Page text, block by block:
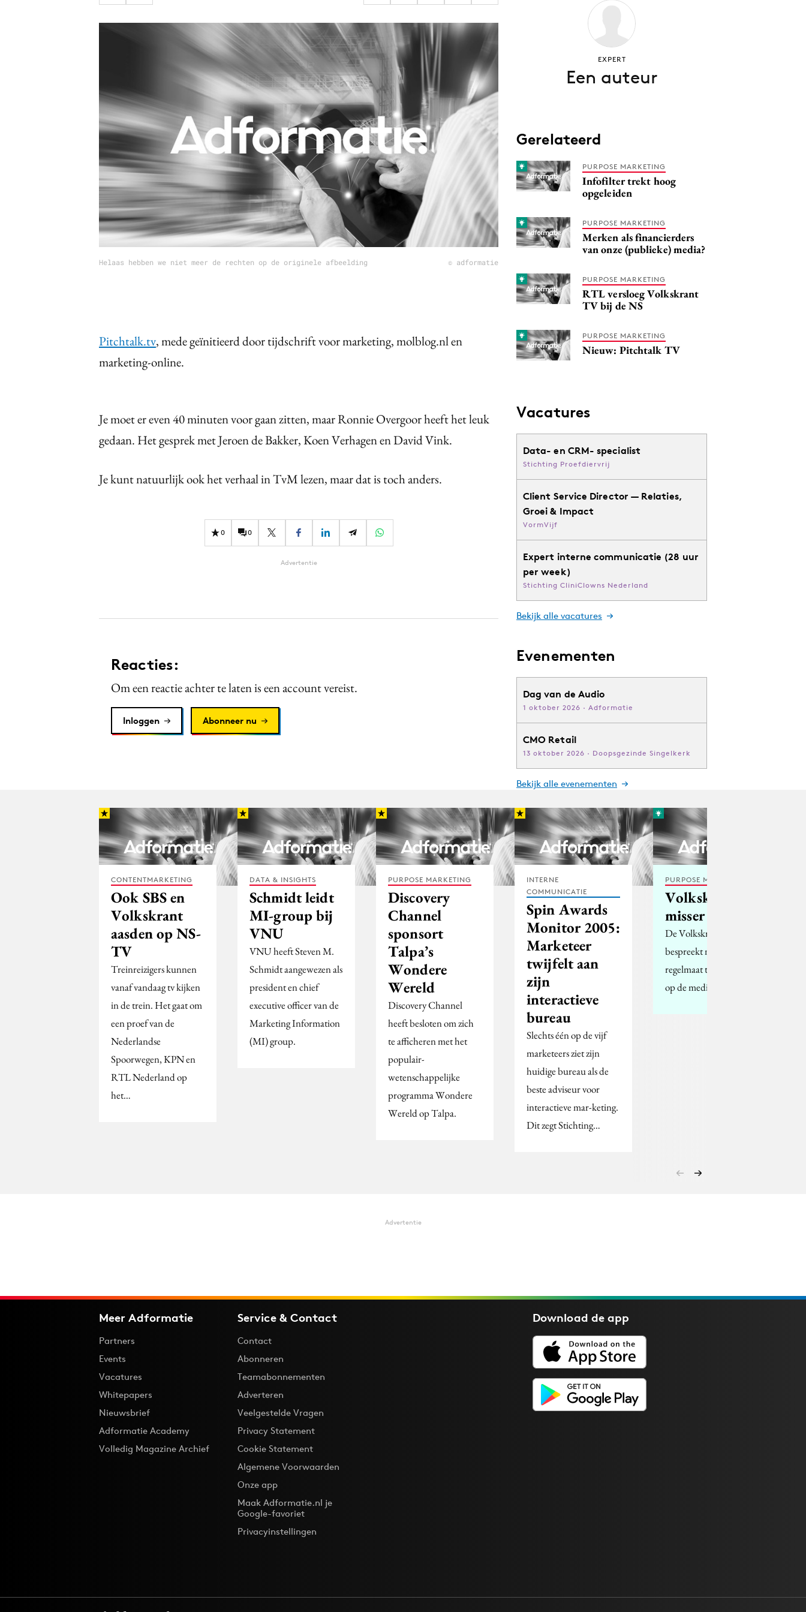
Influencer marketing
Interne communicatie
Martech
Reputatie & crisis
Helaas hebben we niet meer de rechten op de originele afbeelding © adformatie
Pitchtalk.tv, mede geïnitieerd door tijdschrift voor marketing, molblog.nl en
marketing-online.
Je moet er even 40 minuten voor gaan zitten, maar Ronnie Overgoor heeft het leuk
gedaan. Het gesprek met Jeroen de Bakker, Koen Verhagen en David Vink.
Je kunt natuurlijk ook het verhaal in TvM lezen, maar dat is toch anders.
0 0
Advertentie
Reacties:
Om een reactie achter te laten is een account vereist.
Inloggen Abonneer nu
EXPERT
Een auteur
Gerelateerd
PURPOSE MARKETING
Infofilter trekt hoog
opgeleiden
PURPOSE MARKETING
Merken als financierders
van onze (publieke) media?
PURPOSE MARKETING
RTL versloeg Volkskrant
TV bij de NS
PURPOSE MARKETING
Nieuw: Pitchtalk TV
Vacatures
Data- en CRM- specialist
Stichting Proefdiervrij
Client Service Director — Relaties,
Groei & Impact
VormVijf
Expert interne communicatie (28 uur
per week)
Stichting CliniClowns Nederland
Bekijk alle vacatures
Evenementen
Dag van de Audio
1 oktober 2026 · Adformatie
CMO Retail
13 oktober 2026 · Doopsgezinde Singelkerk
Bekijk alle evenementen
CONTENTMARKETING
Ook SBS en
Volkskrant
aasden op NS-
TV
Treinreizigers kunnen
vanaf vandaag tv kijken
in de trein. Het gaat om
een proef van de
Nederlandse
Spoorwegen, KPN en
RTL Nederland op
het…
DATA & INSIGHTS
Schmidt leidt
MI-group bij
VNU
VNU heeft Steven M.
Schmidt aangewezen als
president en chief
executive officer van de
Marketing Information
(MI) group.
PURPOSE MARKETING
Discovery
Channel
sponsort
Talpa’s
Wondere
Wereld
Discovery Channel
heeft besloten om zich
te afficheren met het
populair-
wetenschappelijke
programma Wondere
Wereld op Talpa.
INTERNE
COMMUNICATIE
Spin Awards
Monitor 2005:
Marketeer
twijfelt aan
zijn
interactieve
bureau
Slechts één op de vijf
marketeers ziet zijn
huidige bureau als de
beste adviseur voor
interactieve mar-keting.
Dit zegt Stichting…
PURPOSE MARKETING
Volkskrant-
misser
De Volkskrant
bespreekt met enige
regelmaat tijdschriften
op de mediapagina.
Advertentie
Meer Adformatie
Partners
Events
Vacatures
Whitepapers
Nieuwsbrief
Adformatie Academy
Volledig Magazine Archief
Service & Contact
Contact
Abonneren
Teamabonnementen
Adverteren
Veelgestelde Vragen
Privacy Statement
Cookie Statement
Algemene Voorwaarden
Onze app
Maak Adformatie.nl je
Google-favoriet
Privacyinstellingen
Download deapp